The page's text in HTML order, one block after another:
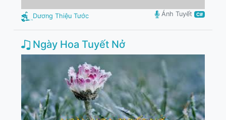
Dương Thiệu Tước Ánh Tuyết C#
Ngày Hoa Tuyết Nở